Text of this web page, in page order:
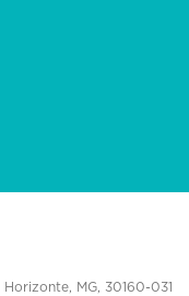
MG, 30160-031